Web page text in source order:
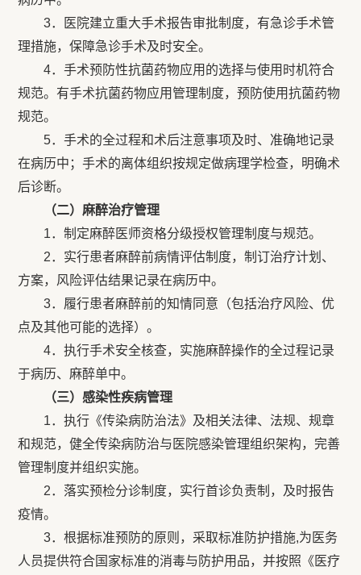
3．医院建立重大手术报告审批制度，有急诊手术管
理措施，保障急诊手术及时安全。
4．手术预防性抗菌药物应用的选择与使用时机符合
规范。有手术抗菌药物应用管理制度，预防使用抗菌药物
规范。
5．手术的全过程和术后注意事项及时、准确地记录
在病历中；手术的离体组织按规定做病理学检查，明确术
后诊断。
（二）麻醉治疗管理
1．制定麻醉医师资格分级授权管理制度与规范。
2．实行患者麻醉前病情评估制度，制订治疗计划、
方案，风险评估结果记录在病历中。
3．履行患者麻醉前的知情同意（包括治疗风险、优
点及其他可能的选择）。
4．执行手术安全核查，实施麻醉操作的全过程记录
于病历、麻醉单中。
（三）感染性疾病管理
1．执行《传染病防治法》及相关法律、法规、规章
和规范，健全传染病防治与医院感染管理组织架构，完善
管理制度并组织实施。
2．落实预检分诊制度，实行首诊负责制，及时报告
疫情。
3．根据标准预防的原则，采取标准防护措施,为医务
人员提供符合国家标准的消毒与防护用品，并按照《医疗